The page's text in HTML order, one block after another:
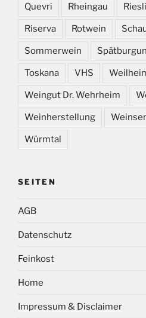
Quevri Rheingau
Riserva Rotwein
Sommerwein
Toskana VHS
Weingut Dr. Wehrheim
Weinherstellung
Würmtal
SEITEN
AGB
Datenschutz
Feinkost
Home
Impressum & Disclaimer